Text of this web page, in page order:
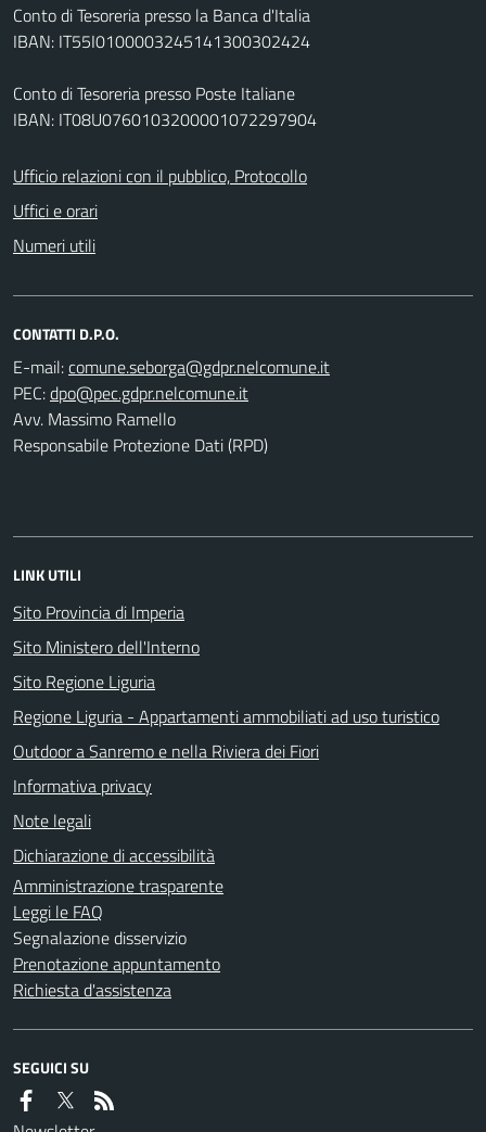
Conto di Tesoreria presso la Banca d'Italia
IBAN: IT55I0100003245141300302424
Conto di Tesoreria presso Poste Italiane
IBAN: IT08U0760103200001072297904
Ufficio relazioni con il pubblico, Protocollo
Uffici e orari
Numeri utili
CONTATTI D.P.O.
E-mail:
PEC:
Avv. Massimo Ramello
Responsabile Protezione Dati (RPD)
LINK UTILI
Sito Provincia di Imperia
Sito Ministero dell'Interno
Sito Regione Liguria
Regione Liguria - Appartamenti ammobiliati ad uso turistico
Outdoor a Sanremo e nella Riviera dei Fiori
Informativa privacy
Note legali
Dichiarazione di accessibilità
Amministrazione trasparente
Leggi le FAQ
Segnalazione disservizio
Prenotazione appuntamento
Richiesta d'assistenza
SEGUICI SU